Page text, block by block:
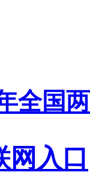
全国
网入口